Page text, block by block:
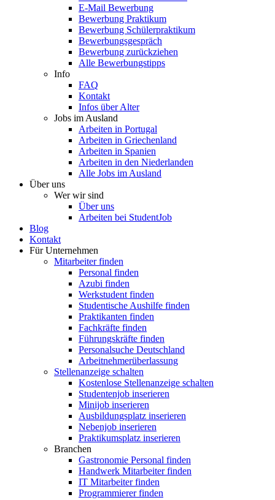
E-Mail Bewerbung
Bewerbung Praktikum
Bewerbung Schülerpraktikum
Bewerbungsgespräch
Bewerbung zurückziehen
Alle Bewerbungstipps
Info
FAQ
Kontakt
Infos über Alter
Jobs im Ausland
Arbeiten in Portugal
Arbeiten in Griechenland
Arbeiten in Spanien
Arbeiten in den Niederlanden
Alle Jobs im Ausland
Über uns
Wer wir sind
Über uns
Arbeiten bei StudentJob
Blog
Kontakt
Für Unternehmen
Mitarbeiter finden
Personal finden
Azubi finden
Werkstudent finden
Studentische Aushilfe finden
Praktikanten finden
Fachkräfte finden
Führungskräfte finden
Personalsuche Deutschland
Arbeitnehmerüberlassung
Stellenanzeige schalten
Kostenlose Stellenanzeige schalten
Studentenjob inserieren
Minijob inserieren
Ausbildungsplatz inserieren
Nebenjob inserieren
Praktikumsplatz inserieren
Branchen
Gastronomie Personal finden
Handwerk Mitarbeiter finden
IT Mitarbeiter finden
Programmierer finden